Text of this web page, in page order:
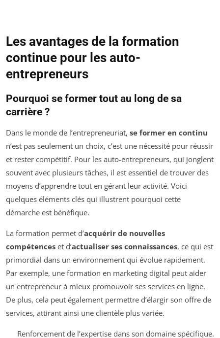
Les avantages de la formation
continue pour les auto-
entrepreneurs
Pourquoi se former tout au long de sa
carrière ?
Dans le monde de l’entrepreneuriat, se former en continu
n’est pas seulement un choix, c’est une nécessité pour réussir
et rester compétitif. Pour les auto-entrepreneurs, qui jonglent
souvent avec plusieurs tâches, il est essentiel de trouver des
moyens d’apprendre tout en gérant leur activité. Voici
quelques éléments clés qui illustrent pourquoi cette
démarche est bénéfique.
La formation permet d’acquérir de nouvelles
compétences et d’actualiser ses connaissances, ce qui est
primordial dans un environnement qui évolue rapidement.
Par exemple, une formation en marketing digital peut aider
un entrepreneur à mieux promouvoir ses services en ligne.
De plus, cela peut également permettre d’élargir son offre de
services, attirant ainsi une clientèle plus variée.
Renforcement de l’expertise dans son domaine spécifique.